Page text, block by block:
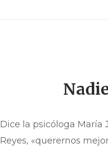
Dice la psicóloga María
Reyes, «querernos